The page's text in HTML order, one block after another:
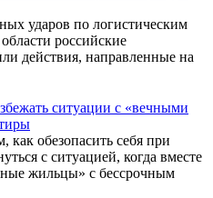
ударов по логистическим
российские
действия, направленные на
ситуации с «вечными
как обезопасить себя при
с ситуацией, когда вместе
жильцы» с бессрочным